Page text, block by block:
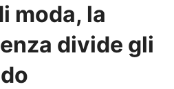
moda, la
divide gli